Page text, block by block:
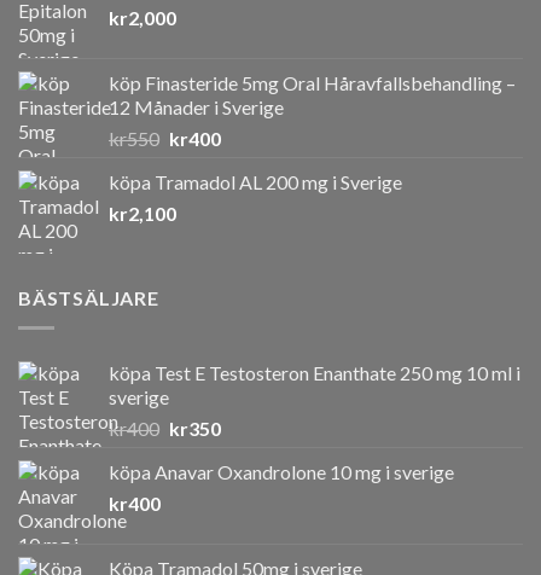
kr2,000
köp Finasteride 5mg Oral Håravfallsbehandling –
12 Månader i Sverige
kr550 Det
priset
var:
kr400Det
priset
köpa Tramadol AL 200 mg i Sverige
kr2,100
BÄSTSÄLJARE
köpa Test E Testosteron Enanthate 250 mg 10 ml i
sverige
kr400 Det
priset
kr350Det
priset
köpa Anavar Oxandrolone 10 mg i sverige
kr400
Köpa Tramadol 50mg i sverige